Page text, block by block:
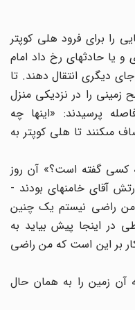
را براى فرود هلى کوپتر
یا حادثه‏اى رخ داد امام
دیگرى انتقال دهند. تا
را در نزدیکى منزل
پرسیدند: «اینها چه
تا هلى کوپتر به
گفته است؟» آن روز
آقاى خامنه‏اى بودند -
راضى نیستم یک چنین
اینجا پیش بیاید به
بر این است که من راضى
زمین را به همان حال